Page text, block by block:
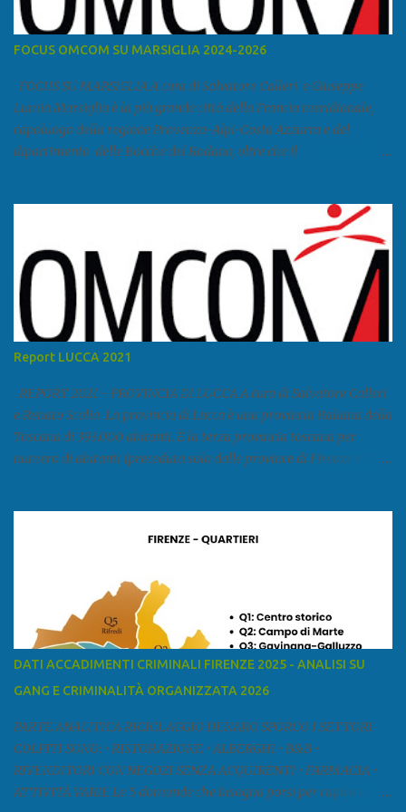
FOCUS OMCOM SU MARSIGLIA 2024-2026
FOCUS SU MARSIGLIA A cura di Salvatore Calleri e Giuseppe
Lumia Marsiglia è la più grande città della Francia meridionale,
capoluogo della regione Provenza-Alpi-Costa Azzurra e del
dipartimento delle Bocche del Rodano, oltre che il
come area metropolitana. Studiare quanto succede a Marsiglia è
molto importante per la geopolitica narcomafiosa perché
Marsiglia ha il porto in asse con la Corsica, Genova, Livorno e
Napoli e le banlieu gemellate con le periferie milanesi. Secondo il
rapporto della DCSA è uno dei principali scali del narcotraffico dal
sudamerica, in particolare Ecuador e Cile. Marsiglia è una città
multietnica, con un 40 per cento di islamici e nonostante questo e
nonostante il forte tasso di criminalità che attira molti giovani,
emerge a prescindere dalla religione una forte identità ...
Report LUCCA 2021
REPORT 2021 - PROVINCIA DI LUCCA A cura di Salvatore Calleri
e Renato Scalia La provincia di Lucca è una provincia italiana della
Toscana di 393.000 abitanti. È la terza provincia toscana per
numero di abitanti (preceduta solo dalle province di Firenze e Pisa)
a est con le province di Pistoia e di Firenze, a sud con la provincia di
Lucca Ÿ la Versilia Ÿ la Media Valle del Serchio Ÿ la Garfagnana
Fonte: wikipedia Presenze mafiose e criminali (principali) Le
presenze mafiose in provincia sono assai rilevanti. Si segnala che
nella relazione del 2001 della Commissione parlamentare
Livorno e Lucca agiscono i clan dei Fedele...” Dalla ricerc...
DATI ACCADIMENTI CRIMINALI FIRENZE 2025 - ANALISI SU
GANG E CRIMINALITÀ ORGANIZZATA 2026
PARTE ANALITICA RICICLAGGIO DENARO SPORCO I SETTORI
COLPITI SONO: • RISTORAZIONE • ALBERGHI • B&B •
RIVENDITORI CON NEGOZI SENZA ACQUIRENTI • FARMACIA •
ATTIVITÀ VARIE Le 5 domande che bisogna porsi per capire e